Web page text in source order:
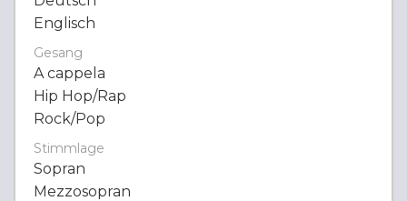
Englisch
Gesang
A cappela
Hip Hop/Rap
Rock/Pop
Stimmlage
Sopran
Mezzosopran